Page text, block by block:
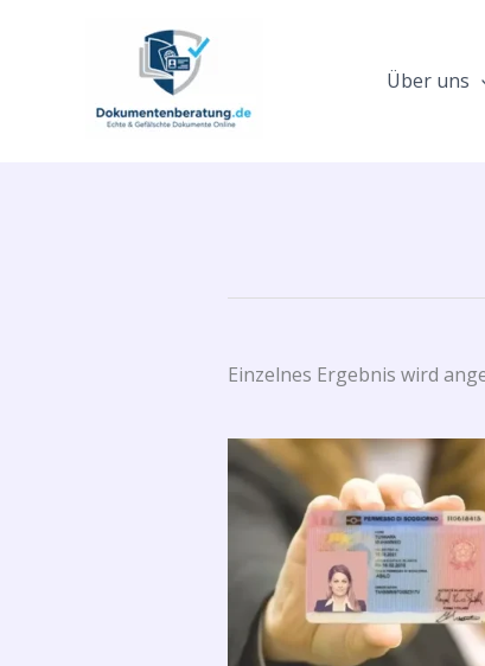
Über uns
Einzelnes Ergebnis wird